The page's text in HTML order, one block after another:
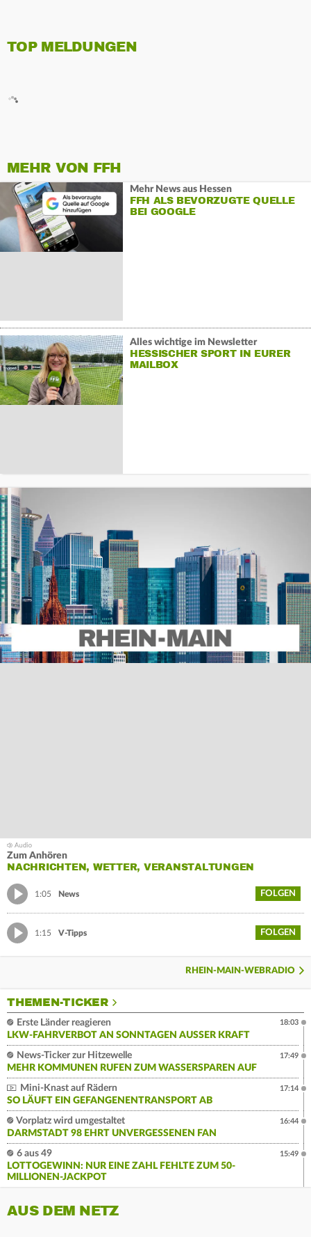
TOP MELDUNGEN
MEHR VON FFH
Mehr News aus Hessen
FFH ALS BEVORZUGTE QUELLE
BEI GOOGLE
Alles wichtige im Newsletter
HESSISCHER SPORT IN EURER
MAILBOX
Zum Anhören
NACHRICHTEN, WETTER, VERANSTALTUNGEN
1:05 News FOLGEN
1:15 V-Tipps FOLGEN
RHEIN-MAIN-WEBRADIO
THEMEN-TICKER
Erste Länder reagieren
LKW-FAHRVERBOT AN SONNTAGEN AUSSER KRAFT
18:03
News-Ticker zur Hitzewelle
MEHR KOMMUNEN RUFEN ZUM WASSERSPAREN AUF
17:49
Mini-Knast auf Rädern
SO LÄUFT EIN GEFANGENENTRANSPORT AB
17:14
Vorplatz wird umgestaltet
DARMSTADT 98 EHRT UNVERGESSENEN FAN
16:44
6 aus 49
LOTTOGEWINN: NUR EINE ZAHL FEHLTE ZUM 50-
MILLIONEN-JACKPOT
15:49
AUS DEM NETZ